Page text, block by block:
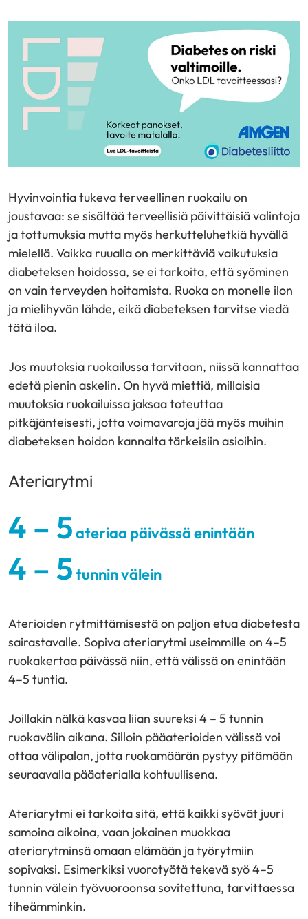
Hyvinvointia tukeva terveellinen ruokailu on
joustavaa: se sisältää terveellisiä päivittäisiä valintoja
ja tottumuksia mutta myös herkutteluhetkiä hyvällä
mielellä. Vaikka ruualla on merkittäviä vaikutuksia
diabeteksen hoidossa, se ei tarkoita, että syöminen
on vain terveyden hoitamista. Ruoka on monelle ilon
ja mielihyvän lähde, eikä diabeteksen tarvitse viedä
tätä iloa.
Jos muutoksia ruokailussa tarvitaan, niissä kannattaa
edetä pienin askelin. On hyvä miettiä, millaisia
muutoksia ruokailuissa jaksaa toteuttaa
pitkäjänteisesti, jotta voimavaroja jää myös muihin
diabeteksen hoidon kannalta tärkeisiin asioihin.
Ateriarytmi
4 – 5ateriaa päivässä enintään
4 – 5tunnin välein
Aterioiden rytmittämisestä on paljon etua diabetesta
sairastavalle. Sopiva ateriarytmi useimmille on 4–5
ruokakertaa päivässä niin, että välissä on enintään
4–5 tuntia.
Joillakin nälkä kasvaa liian suureksi 4 – 5 tunnin
ruokavälin aikana. Silloin pääaterioiden välissä voi
ottaa välipalan, jotta ruokamäärän pystyy pitämään
seuraavalla pääaterialla kohtuullisena.
Ateriarytmi ei tarkoita sitä, että kaikki syövät juuri
samoina aikoina, vaan jokainen muokkaa
ateriarytminsä omaan elämään ja työrytmiin
sopivaksi. Esimerkiksi vuorotyötä tekevä syö 4–5
tunnin välein työvuoroonsa sovitettuna, tarvittaessa
tiheämminkin.